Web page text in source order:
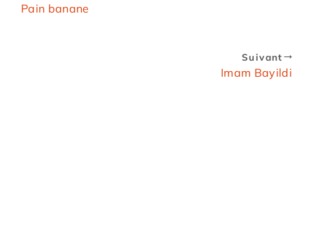
Pain banane
Suivant
Imam Bayildi